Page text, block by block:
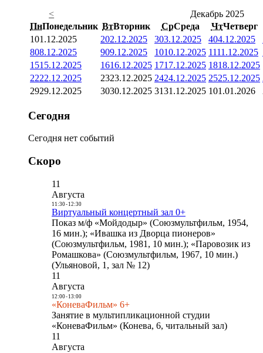
<
Декабрь 2025
ПнПонедельник ВтВторник СрСреда ЧтЧетверг
101.12.2025 202.12.2025 303.12.2025 404.12.2025
808.12.2025 909.12.2025 1010.12.2025 1111.12.2025
1515.12.2025 1616.12.2025 1717.12.2025 1818.12.2025
2222.12.2025 2323.12.2025 2424.12.2025 2525.12.2025
2929.12.2025 3030.12.2025 3131.12.2025 101.01.2026
Сегодня
Сегодня нет событий
Скоро
11
Августа
11:30- 12:30
Виртуальный концертный зал 0+
Показ м/ф «Мойдодыр» (Союзмультфильм, 1954,
16 мин.); «Ивашка из Дворца пионеров»
(Союзмультфильм, 1981, 10 мин.); «Паровозик из
Ромашкова» (Союзмультфильм, 1967, 10 мин.)
(Ульяновой, 1, зал № 12)
11
Августа
12:00- 13:00
«КоневаФильм» 6+
Занятие в мультипликационной студии
«КоневаФильм» (Конева, 6, читальный зал)
11
Августа